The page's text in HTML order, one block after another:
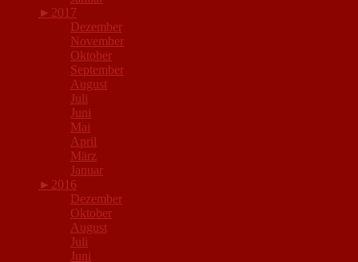
► 2017
Dezember
November
Oktober
September
August
Juli
Juni
Mai
April
März
Januar
► 2016
Dezember
Oktober
August
Juli
Juni